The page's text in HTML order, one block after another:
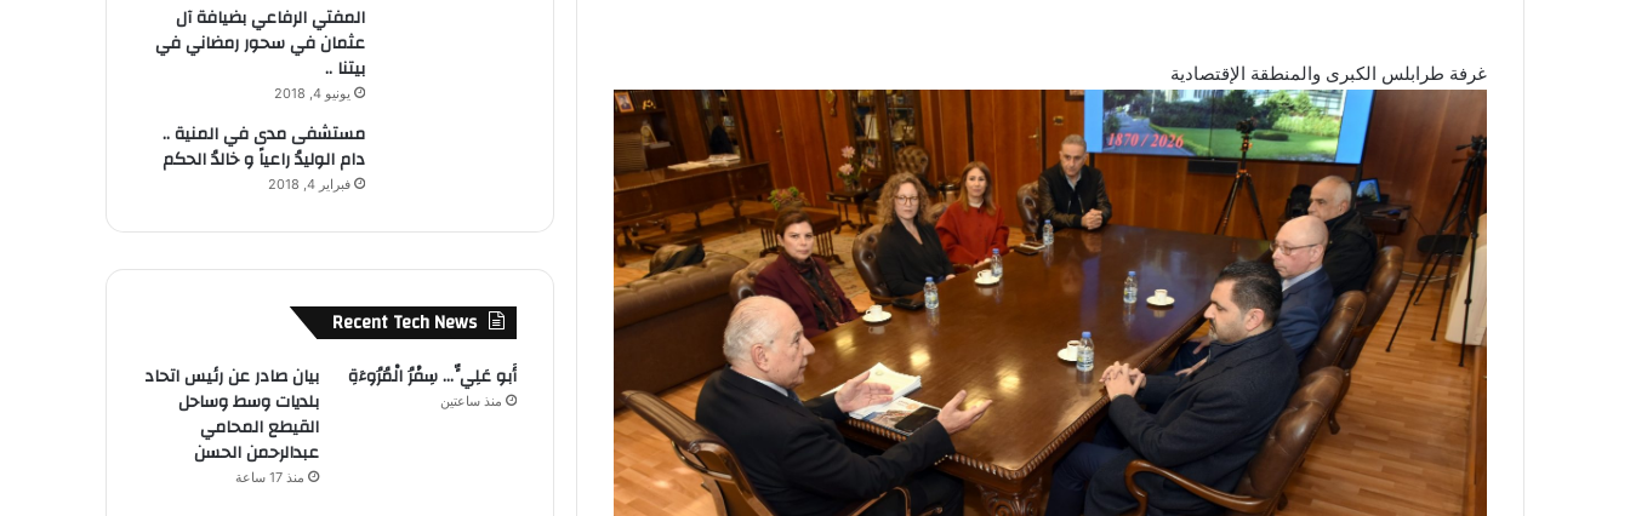
غرفة طرابلس الكبرى والمنطقة الإقتصادية
المفتي الرفاعي بضيافة آل
عثمان في سحور رمضاني في
بيتنا ..
يونيو 4, 2018
مستشفى مدى في المنية ..
دام الوليدُ راعياً و خالدُ الحكم
فبراير 4, 2018
Recent Tech News
أَبو عَلِيٍّ… سِفْرُ الْمُرُوءَةِ
منذ ساعتين
بيان صادر عن رئيس اتحاد
بلديات وسط وساحل
القيطع المحامي
عبدالرحمن الحسن
منذ 17 ساعة